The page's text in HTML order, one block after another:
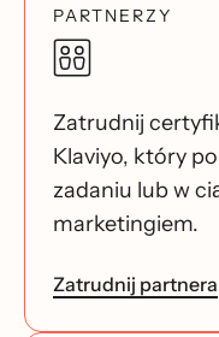
PARTNERZY
Zatrudnij
Klaviyo, który
zadaniu lub w
marketingiem.
Zatrudnij partnera